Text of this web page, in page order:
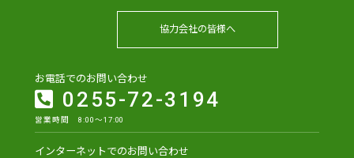
協力会社の皆様へ
お電話でのお問い合わせ
0255-72-3194
営業時間 8:00～17:00
インターネットでのお問い合わせ